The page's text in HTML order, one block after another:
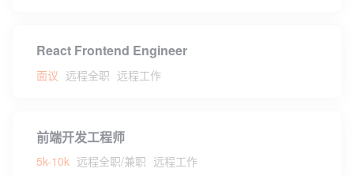
React Frontend Engineer
面议 远程全职 远程工作
前端开发工程师
5k-10k 远程全职/兼职 远程工作